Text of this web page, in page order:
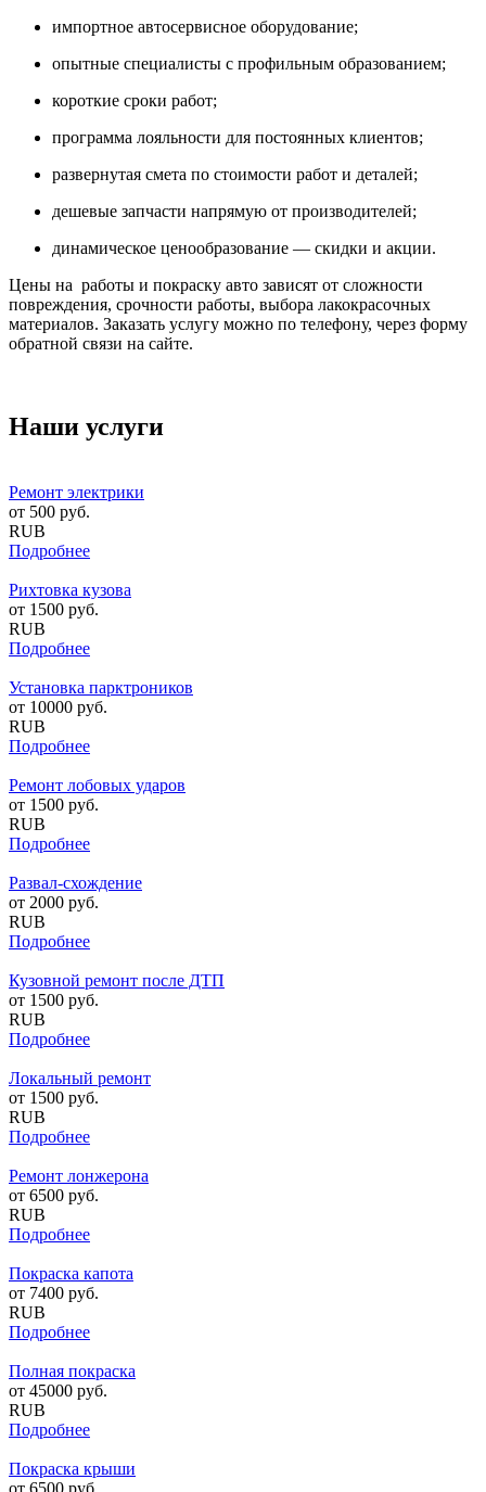
импортное автосервисное оборудование;
опытные специалисты с профильным образованием;
короткие сроки работ;
программа лояльности для постоянных клиентов;
развернутая смета по стоимости работ и деталей;
дешевые запчасти напрямую от производителей;
динамическое ценообразование — скидки и акции.
Цены на работы и покраску авто зависят от сложности
повреждения, срочности работы, выбора лакокрасочных
материалов. Заказать услугу можно по телефону, через форму
обратной связи на сайте.
Наши услуги
Ремонт электрики
от 500 руб.
RUB
Подробнее
Рихтовка кузова
от 1500 руб.
RUB
Подробнее
Установка парктроников
от 10000 руб.
RUB
Подробнее
Ремонт лобовых ударов
от 1500 руб.
RUB
Подробнее
Развал-схождение
от 2000 руб.
RUB
Подробнее
Кузовной ремонт после ДТП
от 1500 руб.
RUB
Подробнее
Локальный ремонт
от 1500 руб.
RUB
Подробнее
Ремонт лонжерона
от 6500 руб.
RUB
Подробнее
Покраска капота
от 7400 руб.
RUB
Подробнее
Полная покраска
от 45000 руб.
RUB
Подробнее
Покраска крыши
от 6500 руб.